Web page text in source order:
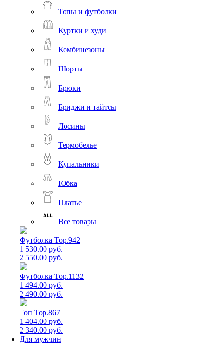
Топы и футболки
Куртки и худи
Комбинезоны
Шорты
Брюки
Бриджи и тайтсы
Лосины
Термобелье
Купальники
Юбка
Платье
Все товары
Футболка Top.942
1 530.00 руб.
2 550.00 руб.
Футболка Top.1132
1 494.00 руб.
2 490.00 руб.
Топ Top.867
1 404.00 руб.
2 340.00 руб.
Для мужчин